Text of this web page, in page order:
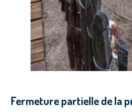
Fermeture partielle de la